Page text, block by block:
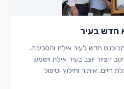
חדש בעיר
חדש לעיר אילת והסביבה.
הציוד יוצב בעיר אילת וישמש
חיים, איתור וחילוץ וטיפול